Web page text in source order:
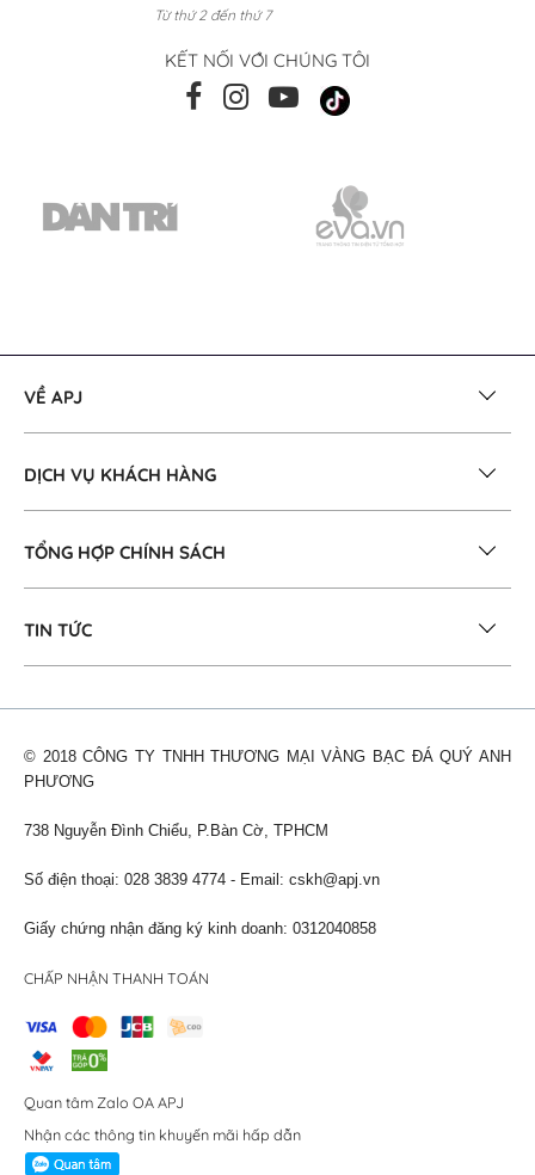
Từ thứ 2 đến thứ 7
KẾT NỐI VỚI CHÚNG TÔI
VỀ APJ
DỊCH VỤ KHÁCH HÀNG
TỔNG HỢP CHÍNH SÁCH
TIN TỨC
© 2018 CÔNG TY TNHH THƯƠNG MẠI VÀNG BẠC ĐÁ QUÝ ANH
PHƯƠNG
738 Nguyễn Đình Chiểu, P.Bàn Cờ, TPHCM
Số điện thoại: 028 3839 4774 - Email: cskh@apj.vn
Giấy chứng nhận đăng ký kinh doanh: 0312040858
CHẤP NHẬN THANH TOÁN
Quan tâm Zalo OA APJ
Nhận các thông tin khuyến mãi hấp dẫn